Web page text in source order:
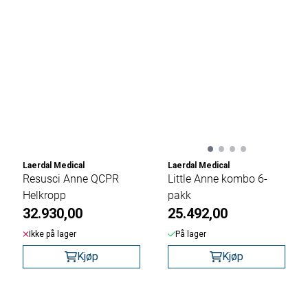
Laerdal Medical
Resusci Anne QCPR
Helkropp
32.930,00
Ikke på lager
Kjøp
Laerdal Medical
Little Anne kombo 6-
pakk
25.492,00
På lager
Kjøp